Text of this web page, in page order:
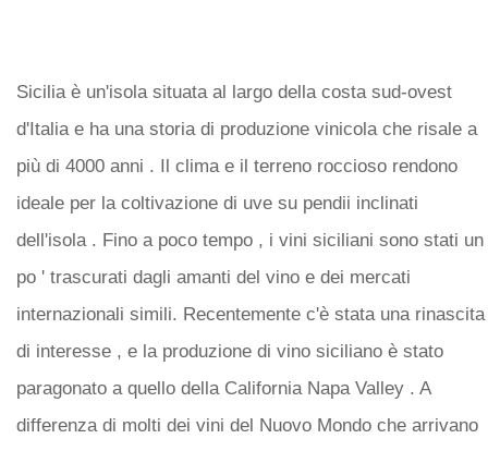
Sicilia è un'isola situata al largo della costa sud-ovest
d'Italia e ha una storia di produzione vinicola che risale a
più di 4000 anni . Il clima e il terreno roccioso rendono
ideale per la coltivazione di uve su pendii inclinati
dell'isola . Fino a poco tempo , i vini siciliani sono stati un
po ' trascurati dagli amanti del vino e dei mercati
internazionali simili. Recentemente c'è stata una rinascita
di interesse , e la produzione di vino siciliano è stato
paragonato a quello della California Napa Valley . A
differenza di molti dei vini del Nuovo Mondo che arrivano